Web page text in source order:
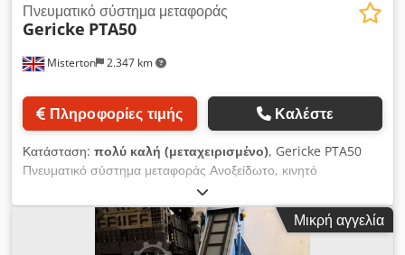
Misterton 2.347 km
Πνευματικό σύστημα μεταφοράς
Gericke PTA50
Πληροφορίες τιμής Καλέστε
Κατάσταση: πολύ καλή (μεταχειρισμένο), Gericke PTA50
Πνευματικό σύστημα μεταφοράς Ανοξείδωτο, κινητό
πνευματικό σύστημα μεταφοράς και δοσομέτρησης που
χρησιμοποιείται στη βιομηχανία τροφίμων, χημικών και
φαρμάκων, πίεση λειτουργίας 3,9 bar, όγκος 50L, με βαλβίδα
πεταλούδας και ενεργοποιητή. Dcedoy Tbfnopfx Aitok
Μικρή αγγελία